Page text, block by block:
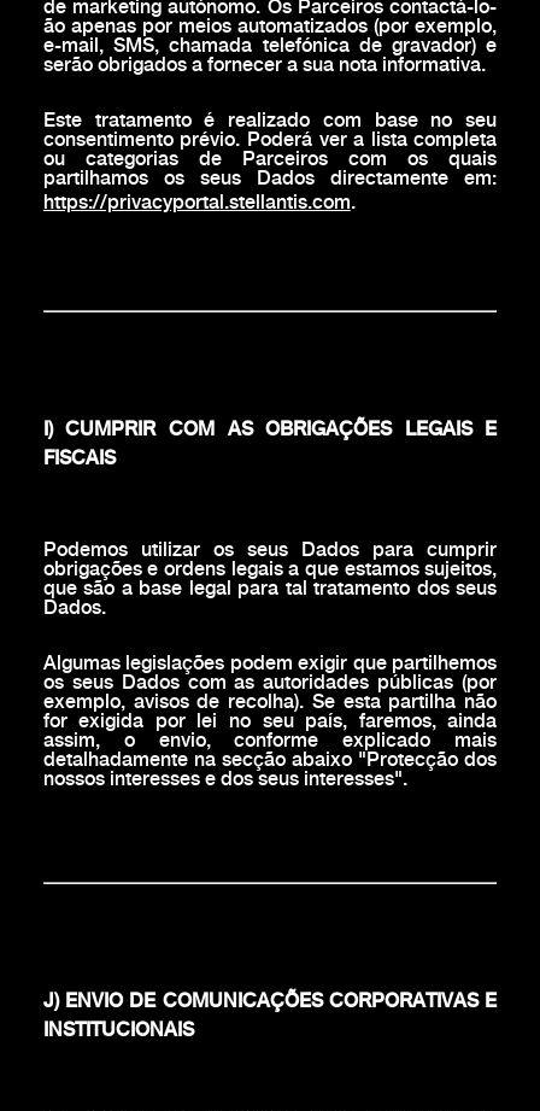
de marketing autónomo. Os Parceiros contactá-lo-
ão apenas por meios automatizados (por exemplo,
e-mail, SMS, chamada telefónica de gravador) e
serão obrigados a fornecer a sua nota informativa.
Este tratamento é realizado com base no seu
consentimento prévio. Poderá ver a lista completa
ou categorias de Parceiros com os quais
partilhamos os seus Dados directamente em:
https://privacyportal.stellantis.com.
I) CUMPRIR COM AS OBRIGAÇÕES LEGAIS E
FISCAIS
Podemos utilizar os seus Dados para cumprir
obrigações e ordens legais a que estamos sujeitos,
que são a base legal para tal tratamento dos seus
Dados.
Algumas legislações podem exigir que partilhemos
os seus Dados com as autoridades públicas (por
exemplo, avisos de recolha). Se esta partilha não
for exigida por lei no seu país, faremos, ainda
assim, o envio, conforme explicado mais
detalhadamente na secção abaixo "Protecção dos
nossos interesses e dos seus interesses".
J) ENVIO DE COMUNICAÇÕES CORPORATIVAS E
INSTITUCIONAIS